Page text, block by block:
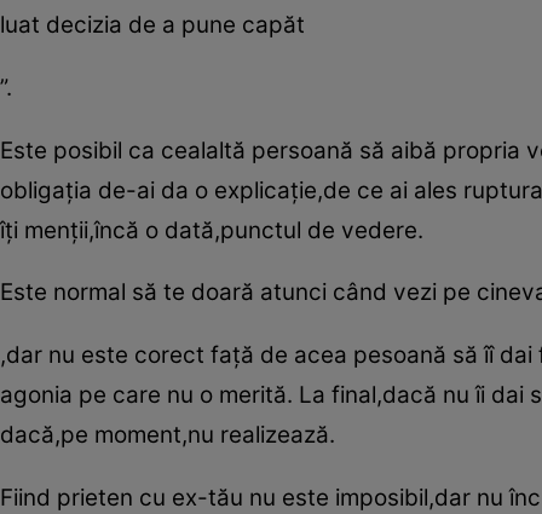
luat decizia de a pune capăt
”.
Este posibil ca cealaltă persoană să aibă propria
obligaţia de-ai da o explicaţie,de ce ai ales
îţi menţii,încă o dată,punctul de vedere.
Este normal să te doară atunci când vezi pe
,dar nu este corect faţă de acea pesoană să îî
agonia pe care nu o merită. La final,dacă nu îi
dacă,pe moment,nu realizează.
Fiind prieten cu ex-tău nu este imposibil,dar nu